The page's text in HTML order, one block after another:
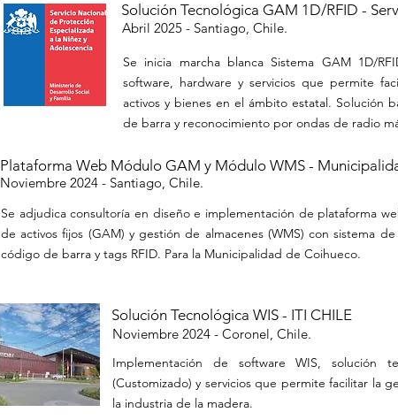
Solución Tecnológica GAM 1D/RFID -
Abril 2025 - Santiago, Chile.
Se inicia marcha blanca Sistema GAM 1D/
software, hardware y servicios que permite
activos y bienes en el ámbito estatal. Solución
de barra y reconocimiento por ondas de radio
Plataforma Web Módulo GAM y Módulo WMS -
Noviembre 2024 - Santiago, Chile.
Se adjudica consultoría en diseño e implementación de plataforma
de activos fijos (GAM) y gestión de almacenes (WMS) con sistema
código de barra y tags RFID. Para la Municipalidad de Coihueco.
Solución Tecnológica WIS - ITI CHILE
Noviembre 2024 - Coronel, Chile.
Implementación de software WIS, solución
(Customizado) y servicios que permite facilitar la
la industria de la madera.